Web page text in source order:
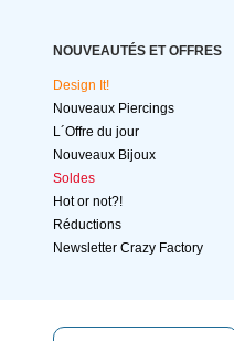
NOUVEAUTÉS ET OFFRES
Design It!
Nouveaux Piercings
L´Offre du jour
Nouveaux Bijoux
Soldes
Hot or not?!
Réductions
Newsletter Crazy Factory